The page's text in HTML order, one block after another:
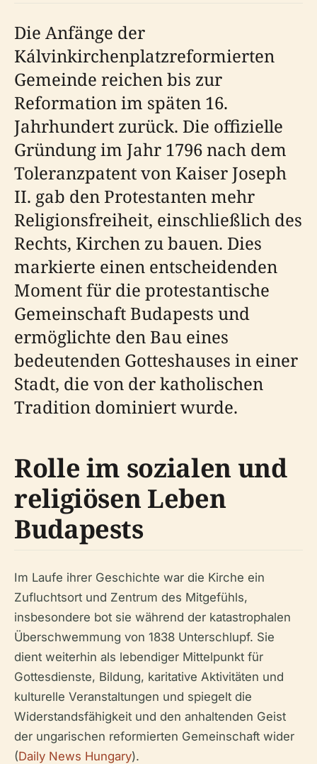
Die Anfänge der
Kálvinkirchenplatzreformierten
Gemeinde reichen bis zur
Reformation im späten 16.
Jahrhundert zurück. Die offizielle
Gründung im Jahr 1796 nach dem
Toleranzpatent von Kaiser Joseph
II. gab den Protestanten mehr
Religionsfreiheit, einschließlich des
Rechts, Kirchen zu bauen. Dies
markierte einen entscheidenden
Moment für die protestantische
Gemeinschaft Budapests und
ermöglichte den Bau eines
bedeutenden Gotteshauses in einer
Stadt, die von der katholischen
Tradition dominiert wurde.
Rolle im sozialen und
religiösen Leben
Budapests
Im Laufe ihrer Geschichte war die Kirche ein
Zufluchtsort und Zentrum des Mitgefühls,
insbesondere bot sie während der katastrophalen
Überschwemmung von 1838 Unterschlupf. Sie
dient weiterhin als lebendiger Mittelpunkt für
Gottesdienste, Bildung, karitative Aktivitäten und
kulturelle Veranstaltungen und spiegelt die
Widerstandsfähigkeit und den anhaltenden Geist
der ungarischen reformierten Gemeinschaft wider
(Daily News Hungary).